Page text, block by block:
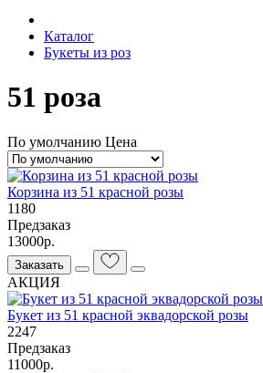
Каталог
Букеты из роз
51 роза
По умолчанию Цена
Корзина из 51 красной розы
1180
Предзаказ
13000р.
Заказать
АКЦИЯ
Букет из 51 красной эквадорской розы
2247
Предзаказ
11000р.